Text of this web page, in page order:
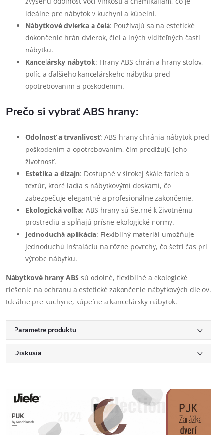
ideálne pre nábytok v kuchyni a kúpeľni.
Nábytkové dvierka a čelá: Používajú sa na estetické
dokončenie hrán dvierok, čiel a iných viditeľných častí
nábytku.
Kancelársky nábytok: Hrany ABS chránia hrany stolov,
políc a ďalšieho kancelárskeho nábytku pred
opotrebovaním a poškodením.
Prečo si vybrať ABS hrany:
Odolnosť a trvanlivosť: ABS hrany chránia nábytok pred
poškodením a opotrebovaním, čím predlžujú jeho
životnosť.
Estetika a dizajn: Dostupné v širokej škále farieb a
textúr, ktoré ladia s nábytkovými doskami, čo
zabezpečuje elegantné a profesionálne zakončenie.
Ekologická voľba: ABS hrany sú šetrné k životnému
prostrediu a spĺňajú prísne ekologické normy.
Jednoduchá aplikácia: Flexibilný materiál umožňuje
jednoduchú inštaláciu na rôzne povrchy, čo šetrí čas pri
výrobe nábytku.
Nábytkové hrany ABS sú odolné, flexibilné a ekologické
riešenie na ochranu a estetické zakončenie nábytkových dielov.
Ideálne pre kuchyne, kúpeľne a kancelársky nábytok.
Parametre produktu
Diskusia